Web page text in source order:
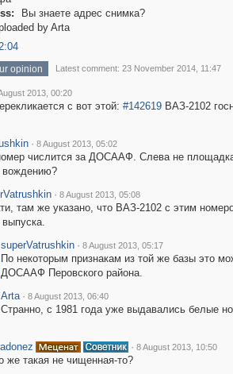
Вы знаете адрес снимка?
by Arta
opinion Latest comment: 23 November 2014, 11:47
2013, 00:20
с вот этой: #142619ВАЗ-2102
· 8 August 2013, 05:02
числится за ДОСААФ. Слева не
вождению?
· 8 August 2013, 05:08
там же указано, что ВАЗ-2102 с этим
выпуска.
superVatrushkin · 8 August 2013, 05:17
По некоторым признакам из той же базы это
ДОСААФ Перовского района.
Arta · 8 August 2013, 06:40
Странно, с 1981 года уже выдавались белые
· 8 August 2013, 10:50
же такая не чищенная-то?